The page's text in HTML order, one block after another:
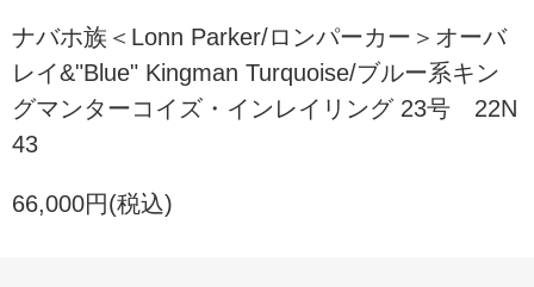
ナバホ族＜Lonn Parker/ロンパーカー＞オーバ
レイ&"Blue" Kingman Turquoise/ブルー系キン
グマンターコイズ・インレイリング 23号 22N
43
66,000円(税込)